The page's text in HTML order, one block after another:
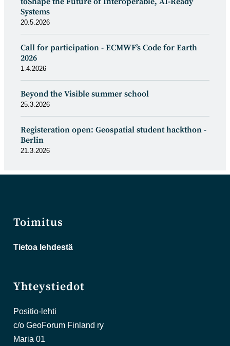
Systems
20.5.2026
Call for participation - ECMWF’s Code for Earth
2026
1.4.2026
Beyond the Visible summer school
25.3.2026
Registeration open: Geospatial student hackthon -
Berlin
21.3.2026
Toimitus
Tietoa lehdestä
Yhteystiedot
Positio-lehti
c/o GeoForum Finland ry
Maria 01